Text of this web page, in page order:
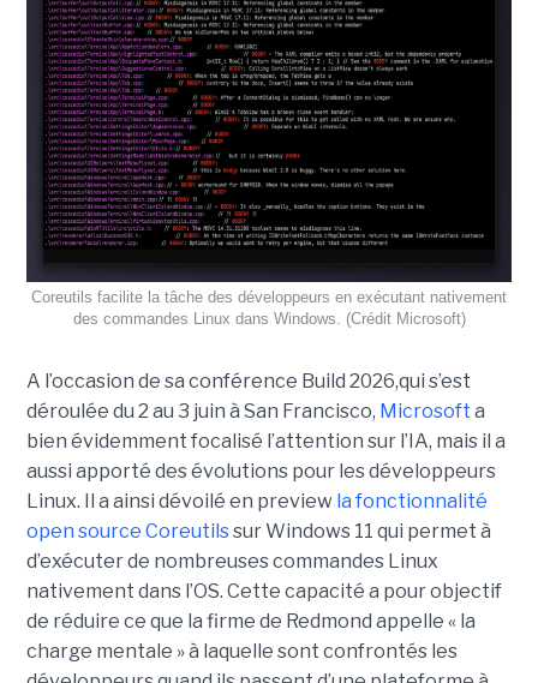
Coreutils facilite la tâche des développeurs en exécutant nativement
des commandes Linux dans Windows. (Crédit Microsoft)
A l’occasion de sa conférence Build 2026,qui s’est
déroulée du 2 au 3 juin à San Francisco, Microsoft a
bien évidemment focalisé l’attention sur l’IA, mais il a
aussi apporté des évolutions pour les développeurs
Linux. Il a ainsi dévoilé en preview la fonctionnalité
open source Coreutilssur Windows 11 qui permet à
d’exécuter de nombreuses commandes Linux
nativement dans l’OS. Cette capacité a pour objectif
de réduire ce que la firme de Redmond appelle « la
charge mentale » à laquelle sont confrontés les